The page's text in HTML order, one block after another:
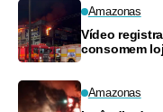
Amazonas
Vídeo
consomem
Amazonas